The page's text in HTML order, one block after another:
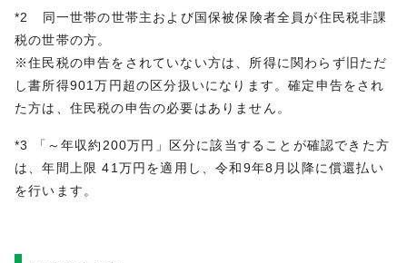
*2 同一世帯の世帯主および国保被保険者全員が住民税非課
税の世帯の方。
※住民税の申告をされていない方は、所得に関わらず旧ただ
し書所得901万円超の区分扱いになります。確定申告をされ
た方は、住民税の申告の必要はありません。
*3 「～年収約200万円」区分に該当することが確認できた方
は、年間上限 41万円を適用し、令和9年8月以降に償還払い
を行います。